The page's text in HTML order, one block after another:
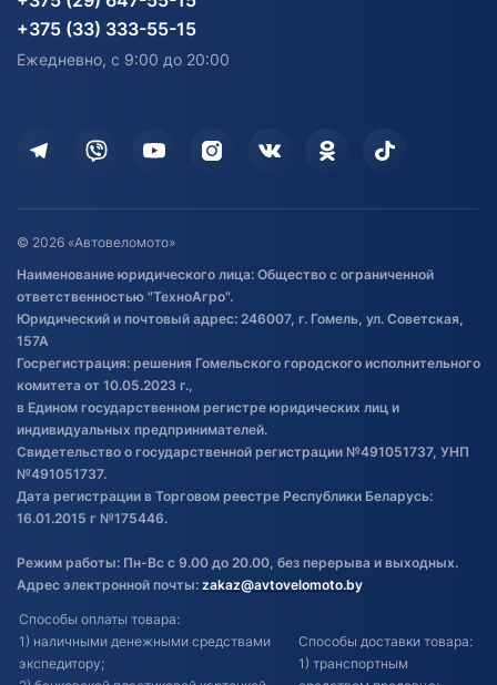
согласия на обработку
Доставка
Дополнительные услуги
Оставить отзыв
Договор публичной оферты
Обработка файлов cookie
Постановка транспорта на учет
Обновления в ЭПТС 2024
Электротранспорт
Здоровье
Электротранспорт
+375 (33) 333-55-15
Ежедневно, с 9:00 до 20:00
© 2026 «Автовеломото»
Наименование юридического лица: Общество с ограниченной
ответственностью "ТехноАгро".
Юридический и почтовый адрес: 246007, г. Гомель, ул. Советская,
157А
Госрегистрация: решения Гомельского городского исполнительного
комитета от 10.05.2023 г.,
в Едином государственном регистре юридических лиц и
индивидуальных предпринимателей.
Свидетельство о государственной регистрации №491051737, УНП
№491051737.
Дата регистрации в Торговом реестре Республики Беларусь:
16.01.2015 г №175446.
Режим работы: Пн-Вс с 9.00 до 20.00, без перерыва и выходных.
Адрес электронной почты: zakaz@avtovelomoto.by
Способы оплаты товара:
1) наличными денежными средствами
экспедитору;
Способы доставки товара:
1) транспортным